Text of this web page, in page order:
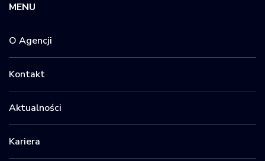
MENU
O Agencji
Kontakt
Aktualności
Kariera